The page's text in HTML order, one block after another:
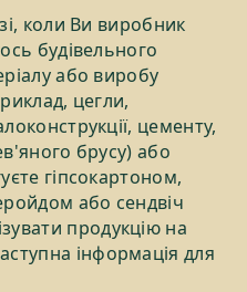
коли Ви виробник
будівельного
або виробу
цегли,
цементу,
брусу) або
гіпсокартоном,
або сендвіч
продукцію на
інформація для